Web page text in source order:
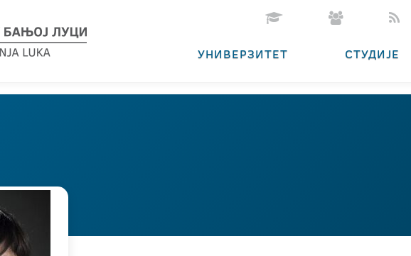
УНИВЕРЗИТЕТ СТУДИЈЕ